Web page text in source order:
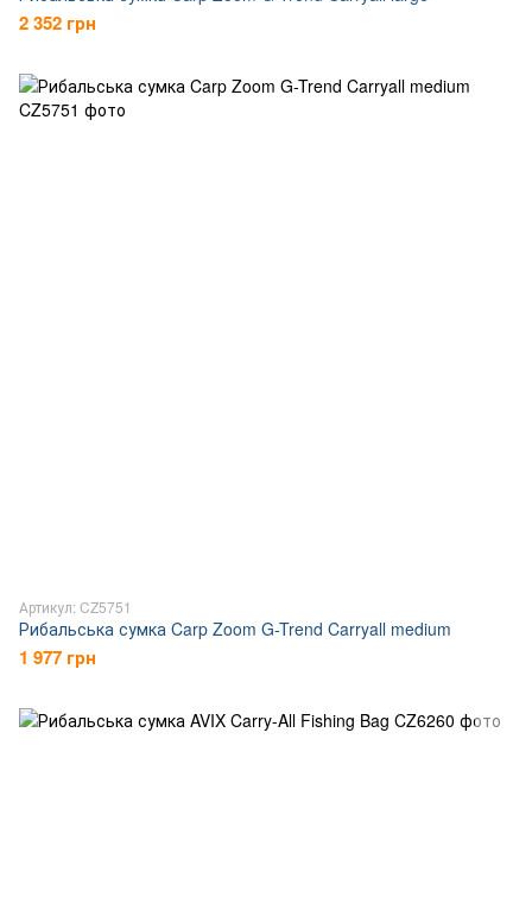
2 352 грн
Артикул: CZ5751
Рибальська сумка Carp Zoom G-Trend Carryall medium
1 977 грн